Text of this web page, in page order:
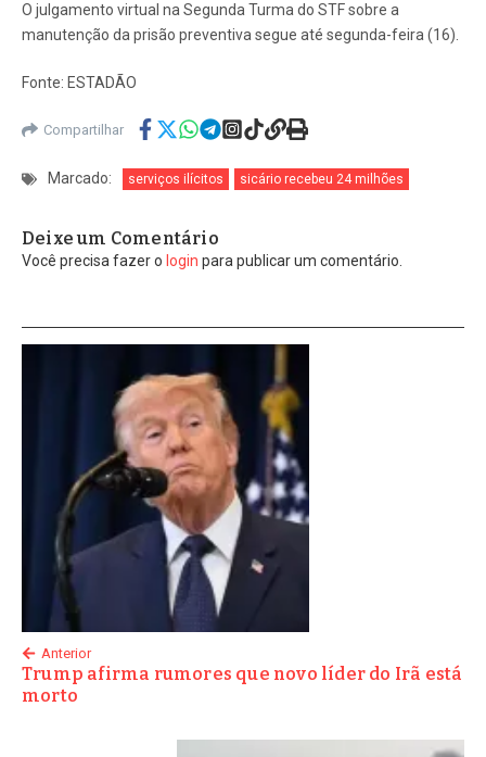
O julgamento virtual na Segunda Turma do STF sobre a
manutenção da prisão preventiva segue até segunda-feira (16).
Fonte: ESTADÃO
Compartilhar
Marcado: serviços ilícitos sicário recebeu 24 milhões
Deixe um Comentário
Você precisa fazer o login para publicar um comentário.
Anterior
Trump afirma rumores que novo líder do Irã está
morto